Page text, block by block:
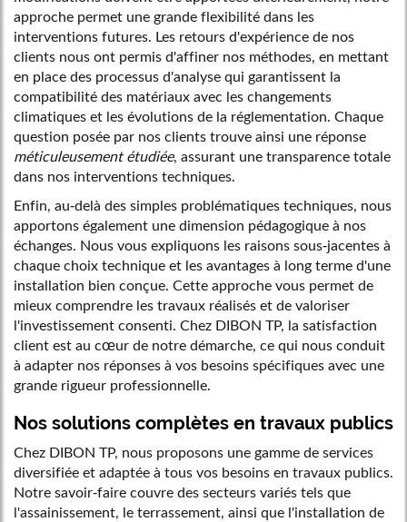
approche permet une grande flexibilité dans les
interventions futures. Les retours d'expérience de nos
clients nous ont permis d'affiner nos méthodes, en mettant
en place des processus d'analyse qui garantissent la
compatibilité des matériaux avec les changements
climatiques et les évolutions de la réglementation. Chaque
question posée par nos clients trouve ainsi une réponse
méticuleusement étudiée, assurant une transparence totale
dans nos interventions techniques.
Enfin, au-delà des simples problématiques techniques, nous
apportons également une dimension pédagogique à nos
échanges. Nous vous expliquons les raisons sous-jacentes à
chaque choix technique et les avantages à long terme d'une
installation bien conçue. Cette approche vous permet de
mieux comprendre les travaux réalisés et de valoriser
l'investissement consenti. Chez DIBON TP, la satisfaction
client est au cœur de notre démarche, ce qui nous conduit
à adapter nos réponses à vos besoins spécifiques avec une
grande rigueur professionnelle.
Nos solutions complètes en travaux publics
Chez DIBON TP, nous proposons une gamme de services
diversifiée et adaptée à tous vos besoins en travaux publics.
Notre savoir-faire couvre des secteurs variés tels que
l'assainissement, le terrassement, ainsi que l'installation de